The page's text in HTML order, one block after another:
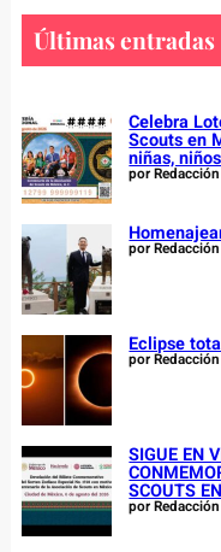
h
Últimas entradas
Celebra
Scouts en
niñas,
por Redacción
por Redacción
Eclipse
por Redacción
SIGUE EN
SCOUTS
por Redacción